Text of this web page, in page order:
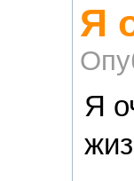
Я
Я